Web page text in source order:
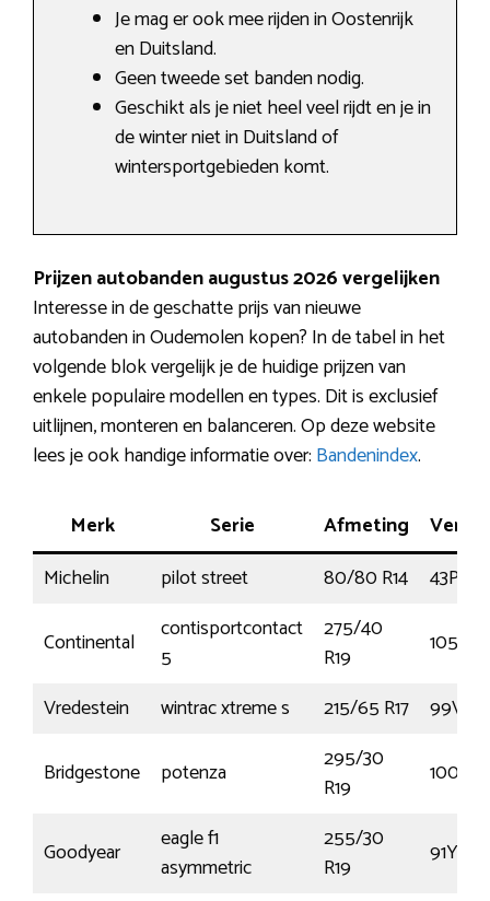
Je mag er ook mee rijden in Oostenrijk
en Duitsland.
Geen tweede set banden nodig.
Geschikt als je niet heel veel rijdt en je in
de winter niet in Duitsland of
wintersportgebieden komt.
Prijzen autobanden augustus 2026 vergelijken
Interesse in de geschatte prijs van nieuwe
autobanden in Oudemolen kopen? In de tabel in het
volgende blok vergelijk je de huidige prijzen van
enkele populaire modellen en types. Dit is exclusief
uitlijnen, monteren en balanceren. Op deze website
lees je ook handige informatie over: Bandenindex.
Merk Serie Afmeting
Michelin
pilot street 80/80 R14
43P
Continental
contisportcontact
5
275/40
R19
105W
Vredestein
wintrac xtreme s 215/65 R17
99V
Bridgestone
potenza
295/30
R19
100Y
Goodyear
eagle f1
asymmetric
255/30
R19
91Y